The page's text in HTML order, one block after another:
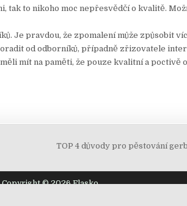
tak to nikoho moc nepřesvědčí o kvalitě.
Je pravdou, že zpomalení může způsobit
od odborníků, případně zřizovatele
mít na paměti, že pouze kvalitní a poctivě
TOP 4 důvody pro pěstování
Copyright © 2026 Elasko